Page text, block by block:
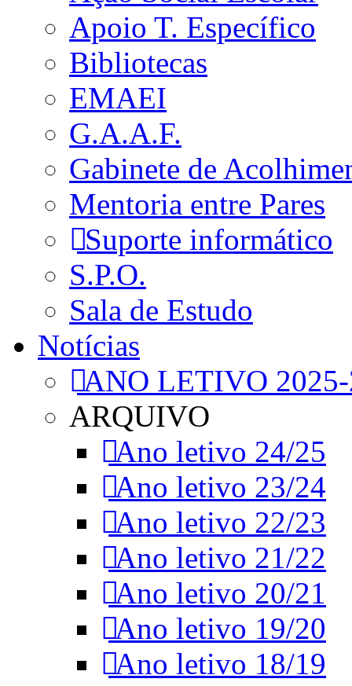
Apoio T. Específico
Bibliotecas
EMAEI
G.A.A.F.
Gabinete de
Mentoria entre Pares
Suporte informático
S.P.O.
Sala de Estudo
Notícias
ANO LETIVO
ARQUIVO
Ano letivo 24/25
Ano letivo 23/24
Ano letivo 22/23
Ano letivo 21/22
Ano letivo 20/21
Ano letivo 19/20
Ano letivo 18/19